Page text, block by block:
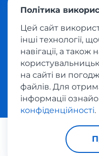
магазинів світу в
Умови
За транзакції відповідає:
Політика
Цей сайт
інші технології,
навігації, а
на сайті ви
файлів. Для
інформації
конфіденційності.